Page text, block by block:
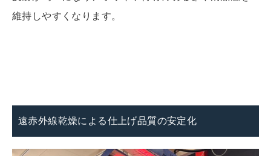
維持しやすくなります。
遠赤外線乾燥による仕上げ品質の安定化